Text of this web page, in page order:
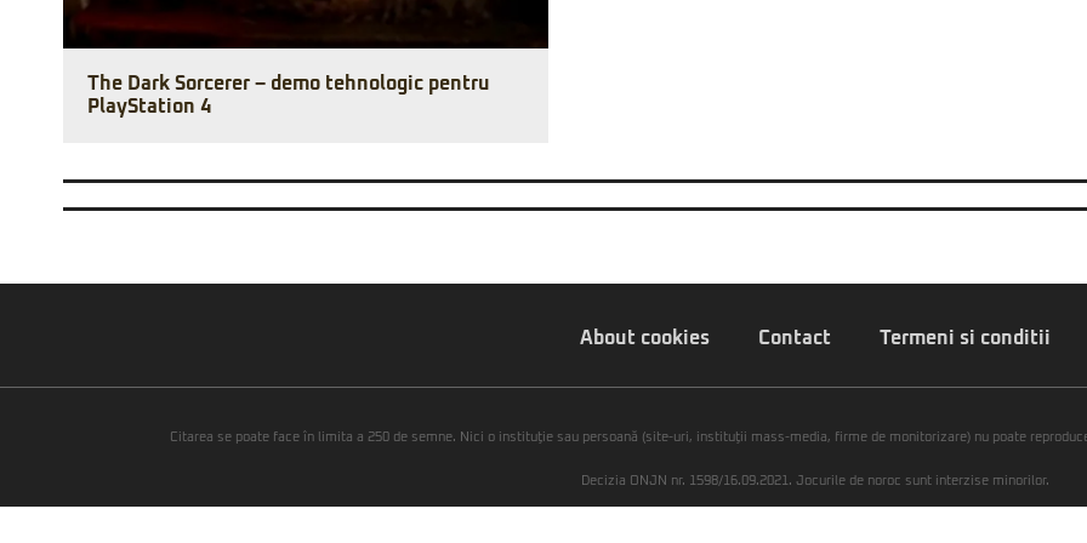
The Dark Sorcerer – demo tehnologic pentru
PlayStation 4
About cookies Contact Termeni si conditii
Citarea se poate face în limita a 250 de semne. Nici o instituţie sau persoană (site-uri, instituţii mass-media, firme de monitorizare) nu poate
Decizia ONJN nr. 1598/16.09.2021. Jocurile de noroc sunt interzise minorilor.